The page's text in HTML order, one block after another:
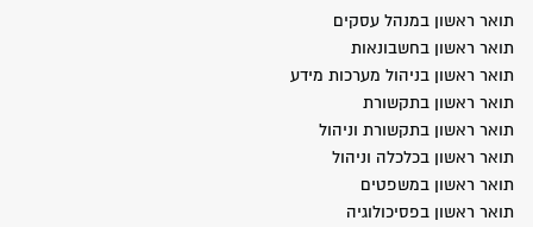
תואר ראשון במנהל עסקים
תואר ראשון בחשבונאות
תואר ראשון בניהול מערכות מידע
תואר ראשון בתקשורת
תואר ראשון בתקשורת וניהול
תואר ראשון בכלכלה וניהול
תואר ראשון במשפטים
תואר ראשון בפסיכולוגיה